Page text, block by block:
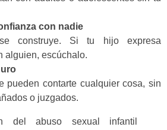
con nadie
construye. Si tu hijo expresa
alguien, escúchalo.
pueden contarte cualquier cosa, sin
o juzgados.
del abuso sexual infantil